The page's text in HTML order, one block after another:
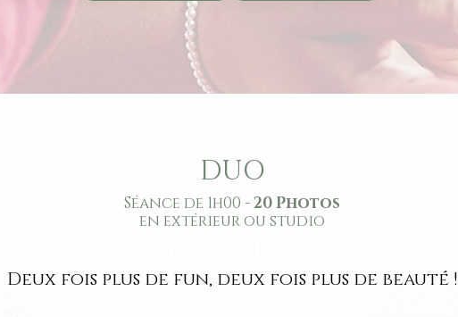
DUO
Séance de 1h00 -20 Photos
en extérieur ou studio
Deux fois plus de fun, deux fois plus de beauté !